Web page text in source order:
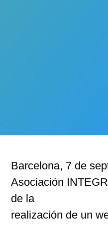
Barcelona, 7 de
Asociación
de la
realización de un